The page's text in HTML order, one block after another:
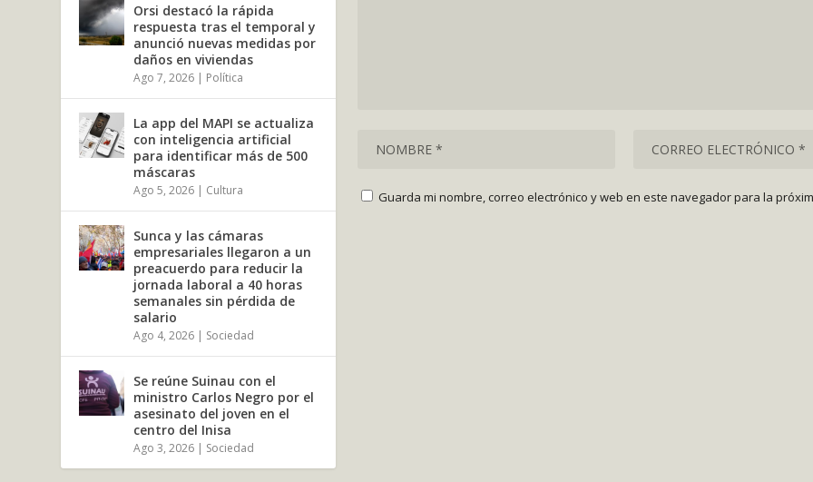
Guarda mi nombre, correo electrónico y web en este navegador para la
Orsi destacó la rápida
respuesta tras el temporal y
anunció nuevas medidas por
daños en viviendas
Ago 7, 2026 | Política
La app del MAPI se actualiza
con inteligencia artificial
para identificar más de 500
máscaras
Ago 5, 2026 | Cultura
Sunca y las cámaras
empresariales llegaron a un
preacuerdo para reducir la
jornada laboral a 40 horas
semanales sin pérdida de
salario
Ago 4, 2026 | Sociedad
Se reúne Suinau con el
ministro Carlos Negro por el
asesinato del joven en el
centro del Inisa
Ago 3, 2026 | Sociedad